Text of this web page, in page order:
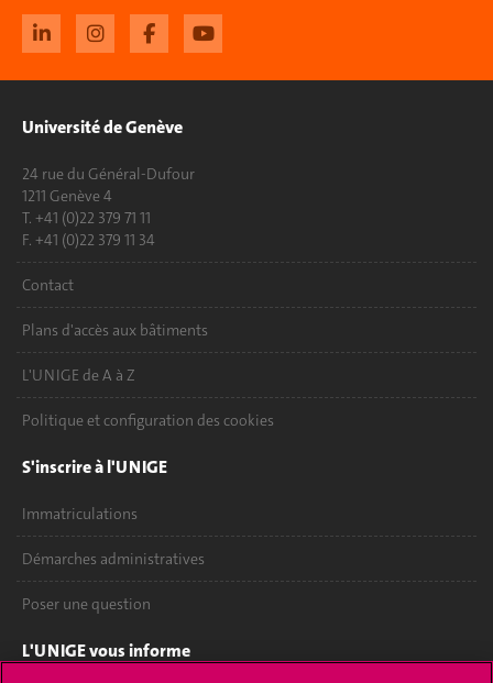
Université de Genève
24 rue du Général-Dufour
1211 Genève 4
T. +41 (0)22 379 71 11
F. +41 (0)22 379 11 34
Contact
Plans d'accès aux bâtiments
L'UNIGE de A à Z
Politique et configuration des cookies
S'inscrire à l'UNIGE
Immatriculations
Démarches administratives
Poser une question
L'UNIGE vous informe